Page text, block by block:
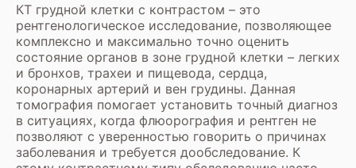
КТ грудной клетки с контрастом – это
рентгенологическое исследование, позволяющее
комплексно и максимально точно оценить
состояние органов в зоне грудной клетки – легких
и бронхов, трахеи и пищевода, сердца,
коронарных артерий и вен грудины. Данная
томография помогает установить точный диагноз
в ситуациях, когда флюорография и рентген не
позволяют с уверенностью говорить о причинах
заболевания и требуется дообследование. К